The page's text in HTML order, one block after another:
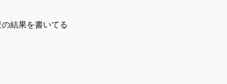
結果を書いてる